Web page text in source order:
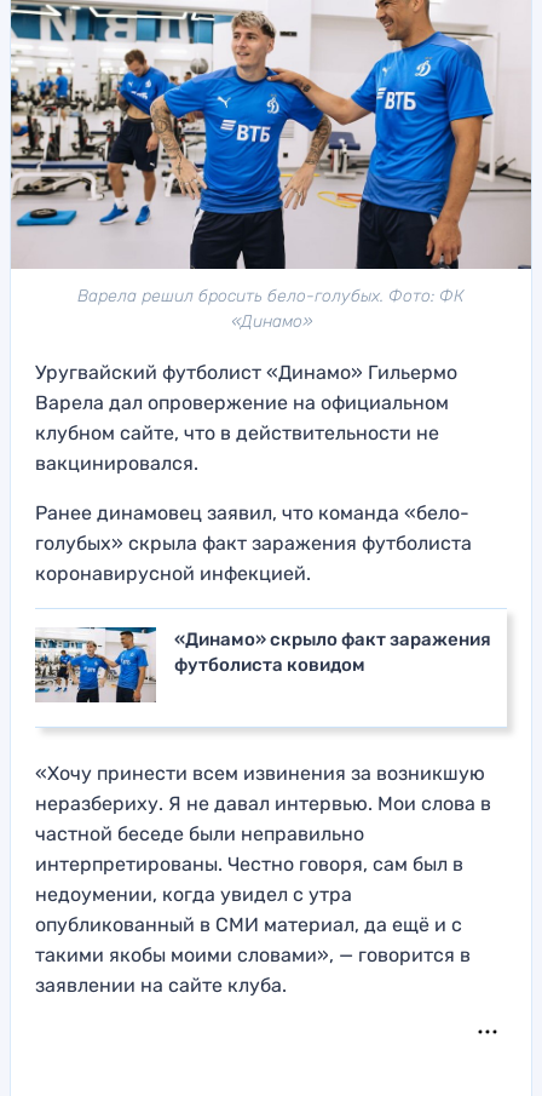
Варела решил бросить бело-голубых. Фото: ФК
«Динамо»
Уругвайский футболист «Динамо» Гильермо
Варела дал опровержение на официальном
клубном сайте, что в действительности не
вакцинировался.
Ранее динамовец заявил, что команда «бело-
голубых» скрыла факт заражения футболиста
коронавирусной инфекцией.
«Динамо» скрыло факт заражения
футболиста ковидом
«Хочу принести всем извинения за возникшую
неразбериху. Я не давал интервью. Мои слова в
частной беседе были неправильно
интерпретированы. Честно говоря, сам был в
недоумении, когда увидел с утра
опубликованный в СМИ материал, да ещё и с
такими якобы моими словами», — говорится в
заявлении на сайте клуба.